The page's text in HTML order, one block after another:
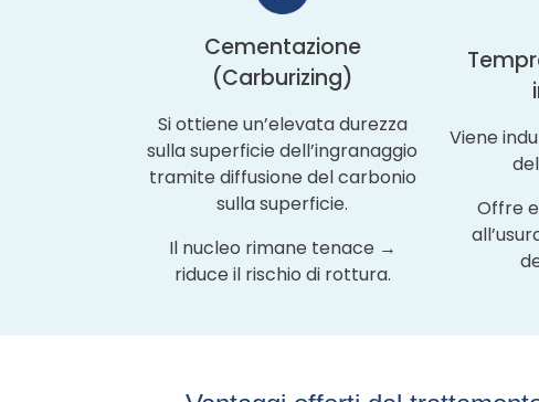
Cementazione
(Carburizing)
Si ottiene un’elevata durezza
sulla superficie dell’ingranaggio
tramite diffusione del carbonio
sulla superficie.
Il nucleo rimane tenace →
riduce il rischio di rottura.
Viene
Offre